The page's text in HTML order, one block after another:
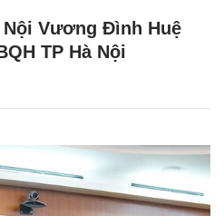
Vương Đình Huệ
TP Hà Nội